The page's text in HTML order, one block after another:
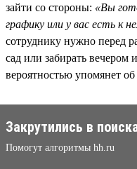
зайти со стороны: «Вы
графику или у вас есть к
сотруднику нужно перед
сад или забирать
вероятностью упомянет об
Закрутились в
Помогут алгоритмы hh.ru